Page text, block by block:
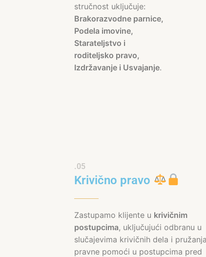
stručnost uključuje:
Brakorazvodne parnice,
Podela imovine,
Starateljstvo i
roditeljsko pravo,
Izdržavanje i Usvajanje.
.05
Krivično pravo
Zastupamo klijente u krivičnim
postupcima, uključujući odbranu u
slučajevima krivičnih dela i pružanja
pravne pomoći u postupcima pred